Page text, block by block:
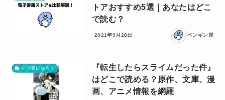
トアおすすめ5選｜あなたはどこ
で読む？
2021年9月28日 ペンギン屋
小説家になろう
『転生したらスライムだった件』
はどこで読める？原作、文庫、漫
画、アニメ情報を網羅